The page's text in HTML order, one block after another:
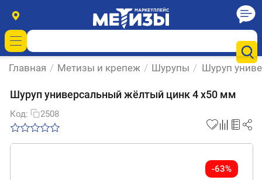
Главная / Метизы и крепеж / Шурупы / Шуруп
Шуруп универсальный жёлтый цинк 4 х50 мм
Код: 2508
-63%